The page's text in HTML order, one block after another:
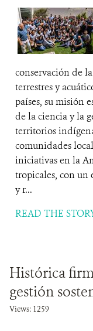
conservación de
terrestres y
países, su misión
de la ciencia y la
territorios
comunidades
iniciativas en la
tropicales, con un
y r...
READ THE
Histórica
gestión
Views: 1259